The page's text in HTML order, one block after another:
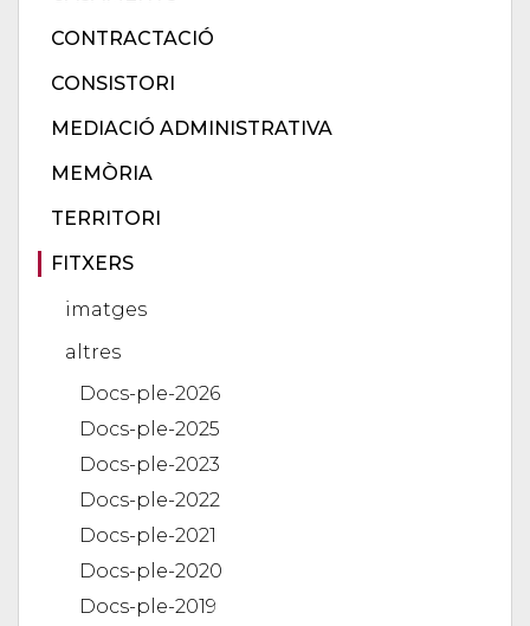
CONTRACTACIÓ
CONSISTORI
MEDIACIÓ ADMINISTRATIVA
MEMÒRIA
TERRITORI
FITXERS
imatges
altres
Docs-ple-2026
Docs-ple-2025
Docs-ple-2023
Docs-ple-2022
Docs-ple-2021
Docs-ple-2020
Docs-ple-2019